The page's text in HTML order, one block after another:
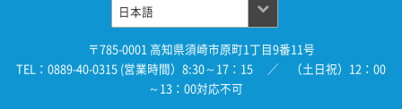
〒785-0001 高知県須崎市原町1丁目9番11号
TEL：0889-40-0315 (営業時間）8:30～17：15 ／ （土日祝）12：00
～13：00対応不可